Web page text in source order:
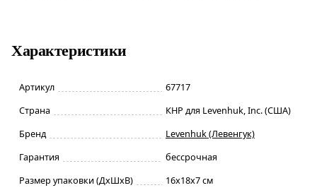
Характеристики
Артикул
67717
Страна
КНР для Levenhuk, Inc. (США)
Бренд
Levenhuk (Левенгук)
Гарантия
бессрочная
Размер упаковки (ДxШxВ)
16x18x7 см